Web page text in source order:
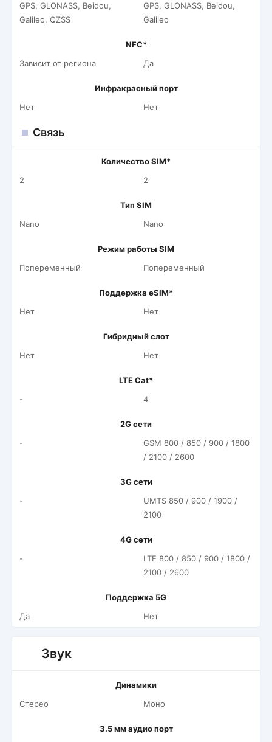
GPS, GLONASS, Beidou,
Galileo, QZSS
GPS, GLONASS, Beidou,
Galileo
NFC*
Зависит от региона
Да
Инфракрасный порт
Нет
Нет
Связь
Количество SIM*
2
2
Тип SIM
Nano
Nano
Режим работы SIM
Попеременный
Попеременный
Поддержка eSIM*
Нет
Нет
Гибридный слот
Нет
Нет
LTE Cat*
-
4
2G сети
-
GSM 800 / 850 / 900 / 1800
/ 2100 / 2600
3G сети
-
UMTS 850 / 900 / 1900 /
2100
4G сети
-
LTE 800 / 850 / 900 / 1800 /
2100 / 2600
Поддержка 5G
Да
Нет
Звук
Динамики
Стерео
Моно
3.5 мм аудио порт